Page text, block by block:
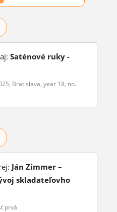
Saténové ruky -
Bratislava, year 18, no.
Ján Zimmer –
skladateľovho
prvá